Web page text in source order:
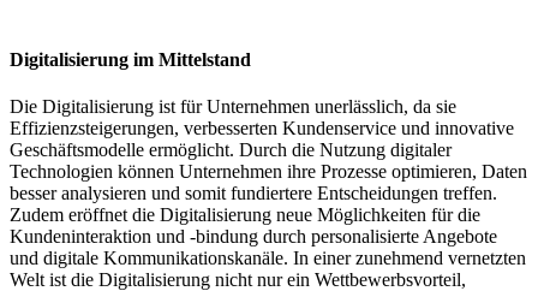
Digitalisierung im Mittelstand
Die Digitalisierung ist für Unternehmen unerlässlich, da sie
Effizienzsteigerungen, verbesserten Kundenservice und innovative
Geschäftsmodelle ermöglicht. Durch die Nutzung digitaler
Technologien können Unternehmen ihre Prozesse optimieren, Daten
besser analysieren und somit fundiertere Entscheidungen treffen.
Zudem eröffnet die Digitalisierung neue Möglichkeiten für die
Kundeninteraktion und -bindung durch personalisierte Angebote
und digitale Kommunikationskanäle. In einer zunehmend vernetzten
Welt ist die Digitalisierung nicht nur ein Wettbewerbsvorteil,